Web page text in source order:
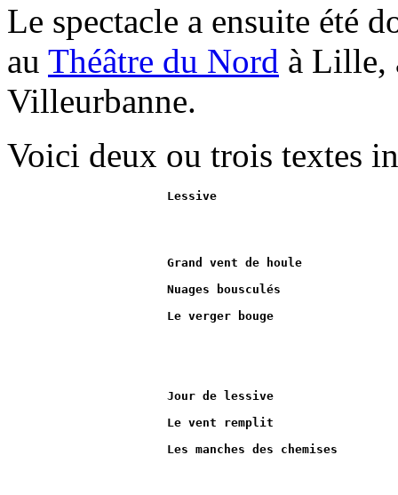
Le spectacle a ensuite été
au Théâtre du Nord à Lille,
Villeurbanne.
Voici deux ou trois textes
Lessive
Grand vent de houle
Nuages bousculés
Le verger bouge
Jour de lessive
Le vent remplit
Les manches des chemises